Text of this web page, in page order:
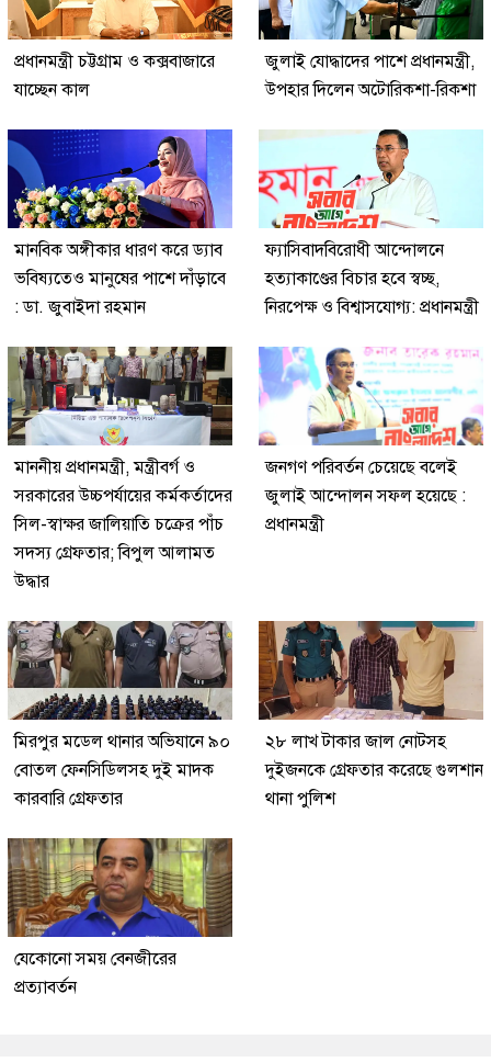
প্রধানমন্ত্রী চট্টগ্রাম ও কক্সবাজারে
যাচ্ছেন কাল
জুলাই যোদ্ধাদের পাশে প্রধানমন্ত্রী,
উপহার দিলেন অটোরিকশা-রিকশা
মানবিক অঙ্গীকার ধারণ করে ড্যাব
ভবিষ্যতেও মানুষের পাশে দাঁড়াবে
: ডা. জুবাইদা রহমান
ফ্যাসিবাদবিরোধী আন্দোলনে
হত্যাকাণ্ডের বিচার হবে স্বচ্ছ,
নিরপেক্ষ ও বিশ্বাসযোগ্য: প্রধানমন্ত্রী
মাননীয় প্রধানমন্ত্রী, মন্ত্রীবর্গ ও
সরকারের উচ্চপর্যায়ের কর্মকর্তাদের
সিল-স্বাক্ষর জালিয়াতি চক্রের পাঁচ
সদস্য গ্রেফতার; বিপুল আলামত
উদ্ধার
জনগণ পরিবর্তন চেয়েছে বলেই
জুলাই আন্দোলন সফল হয়েছে :
প্রধানমন্ত্রী
মিরপুর মডেল থানার অভিযানে ৯০
বোতল ফেনসিডিলসহ দুই মাদক
কারবারি গ্রেফতার
২৮ লাখ টাকার জাল নোটসহ
দুইজনকে গ্রেফতার করেছে গুলশান
থানা পুলিশ
যেকোনো সময় বেনজীরের
প্রত্যাবর্তন